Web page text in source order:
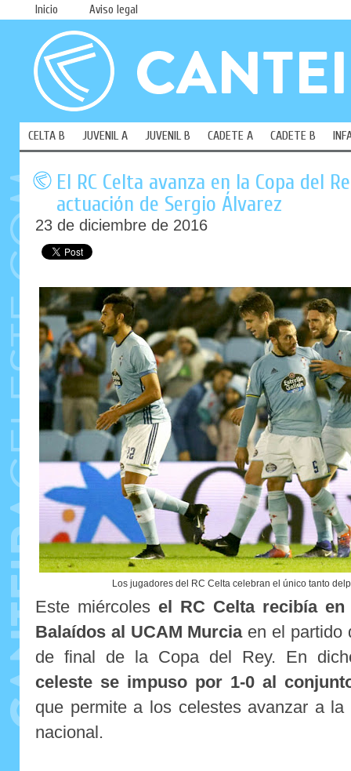
Inicio Aviso legal
CELTA B JUVENIL A JUVENIL B CADETE A CADETE B
El RC Celta avanza en la Copa del
actuación de Sergio Álvarez
23 de diciembre de 2016
Los jugadores del RC Celta celebran el único tanto
Este miércoles el RC Celta recibía
Balaídos al UCAM Murciaen el partido
de final de la Copa del Rey. En
celeste se impuso por 1-0 al
que permite a los celestes avanzar a
nacional.